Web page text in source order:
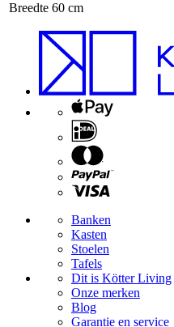
Breedte 60 cm
Banken
Kasten
Stoelen
Tafels
Dit is Kötter Living
Onze merken
Blog
Garantie en service